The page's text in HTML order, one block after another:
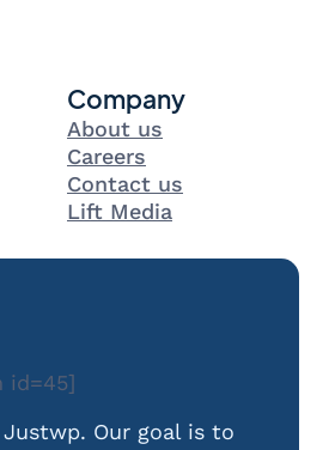
Company
About us
Careers
Contact us
Lift Media
id=45]
Our goal is to